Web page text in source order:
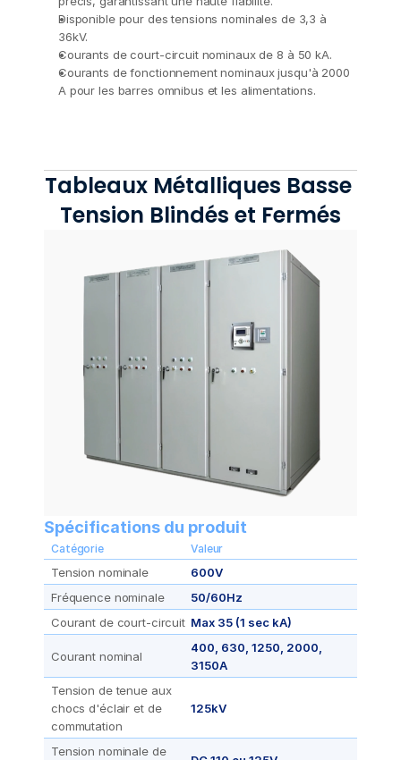
Disponible pour des tensions nominales de 3,3 à
36kV.
Courants de court-circuit nominaux de 8 à 50 kA.
Courants de fonctionnement nominaux jusqu'à 2000
A pour les barres omnibus et les alimentations.
Tableaux Métalliques Basse
Tension Blindés et Fermés
Spécifications du produit
Catégorie Valeur
Tension nominale
600V
Fréquence nominale
50/60Hz
Courant de court-circuit Max 35 (1 sec kA)
Courant nominal
400, 630, 1250, 2000,
3150A
Tension de tenue aux
chocs d'éclair et de
commutation
125kV
Tension nominale de